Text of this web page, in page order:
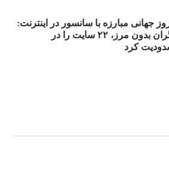
اسفند) روز جهانی مبارزه با سانسور در اینترنت:
#آزادی هم‌آیند گزارشگران‌ بدون مرز، ۲۲ سایت را در
کرد